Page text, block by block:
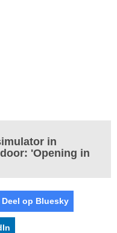
in
'Opening in
Deel op Bluesky